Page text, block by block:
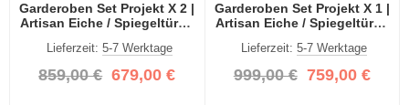
Garderoben Set Projekt X 2 |
Artisan Eiche / Spiegeltüren
Lieferzeit: 5-7 Werktage
859,00 € 679,00 €
Garderoben Set Projekt X 1 |
Artisan Eiche / Spiegeltüren
Lieferzeit:5-7 Werktage
999,00 € 759,00 €